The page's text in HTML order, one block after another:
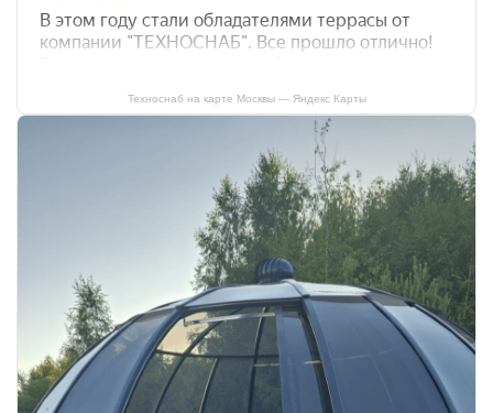
Техноснаб на карте Москвы — Яндекс Карты